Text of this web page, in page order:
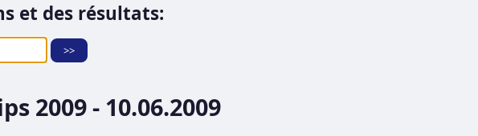
et des résultats:
2009 - 10.06.2009